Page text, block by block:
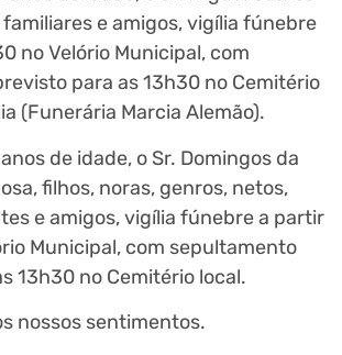
e amigos, vigília fúnebre
no Velório Municipal, com
para as 13h30 no Cemitério
(Funerária Marcia Alemão).
de idade, o Sr. Domingos da
filhos, noras, genros, netos,
e amigos, vigília fúnebre a partir
Municipal, com sepultamento
13h30 no Cemitério local.
nossos sentimentos.